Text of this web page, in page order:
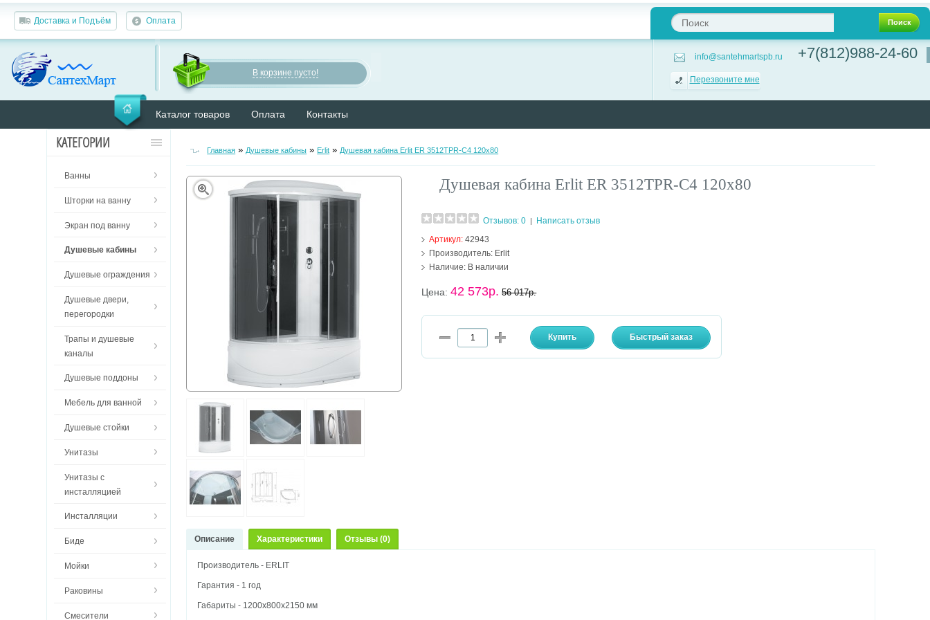
Доставка и Подъём Оплата Поиск
В корзине пусто!
info@santehmartspb.ru
Перезвоните мне
+7(812)988-24-60
Каталог товаров Оплата Контакты
КАТЕГОРИИ
Ванны
Шторки на ванну
Экран под ванну
Душевые кабины
Душевые ограждения
Душевые двери,
перегородки
Трапы и душевые
каналы
Душевые поддоны
Мебель для ванной
Душевые стойки
Унитазы
Унитазы с
инсталляцией
Инсталляции
Биде
Мойки
Раковины
Смесители
Главная »Душевые кабины » Erlit »Душевая кабина Erlit ER 3512TPR-C4 120х80
Душевая кабина Erlit ER 3512TPR-C4 120х80
Отзывов: 0 |
Написать отзыв
Артикул:42943
Производитель: Erlit
Наличие: В наличии
Цена:42 573р. 56 017р.
Описание Характеристики Отзывы (0)
Производитель - ERLIT
Гарантия - 1 год
Габариты - 1200х800x2150 мм